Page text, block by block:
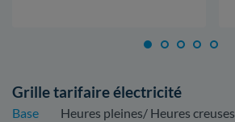
Grille tarifaire électricité
Base
Heures pleines/ Heures creuses